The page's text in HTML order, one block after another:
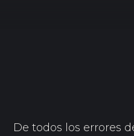
De todos los errores